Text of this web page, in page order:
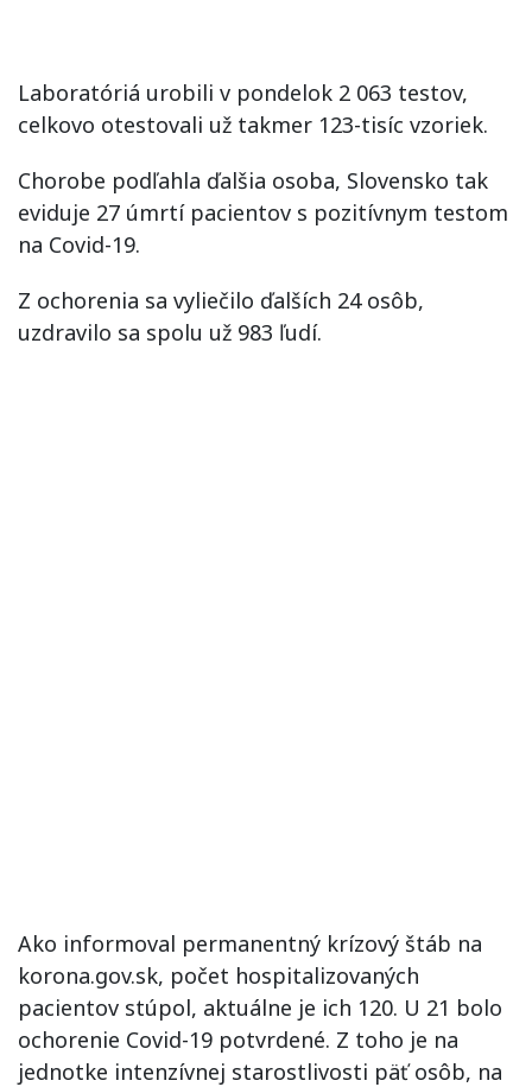
Laboratóriá urobili v pondelok 2 063 testov,
celkovo otestovali už takmer 123-tisíc vzoriek.
Chorobe podľahla ďalšia osoba, Slovensko tak
eviduje 27 úmrtí pacientov s pozitívnym testom
na Covid-19.
Z ochorenia sa vyliečilo ďalších 24 osôb,
uzdravilo sa spolu už 983 ľudí.
Ako informoval permanentný krízový štáb na
korona.gov.sk, počet hospitalizovaných
pacientov stúpol, aktuálne je ich 120. U 21 bolo
ochorenie Covid-19 potvrdené. Z toho je na
jednotke intenzívnej starostlivosti päť osôb, na